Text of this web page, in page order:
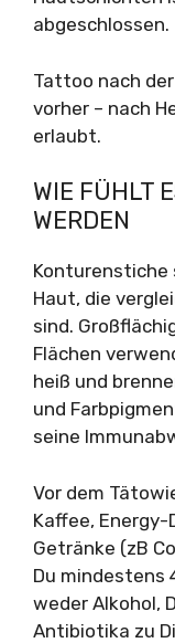
abgeschlossen.
Tattoo nach
vorher – nach
erlaubt.
WIE FÜHLT
WERDEN
Konturenstiche
Haut, die
sind.
Flächen
heiß und
und
seine
Vor dem
Kaffee,
Getränke (zB
Du mindestens
weder Alkohol,
Antibiotika zu